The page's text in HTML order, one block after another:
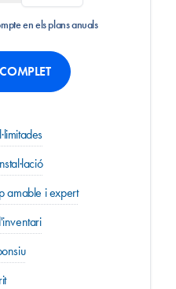
en els plans anuals
amable i expert